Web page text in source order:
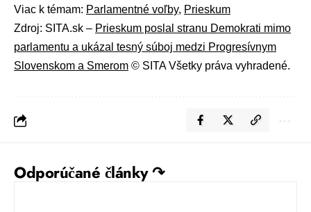
Viac k témam: Parlamentné voľby, Prieskum
Zdroj: SITA.sk – Prieskum poslal stranu Demokrati mimo
parlamentu a ukázal tesný súboj medzi Progresívnym
Slovenskom a Smerom © SITA Všetky práva vyhradené.
Odporúčané články ↷